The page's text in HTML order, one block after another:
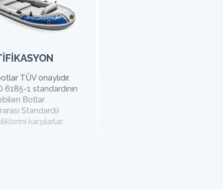
TÜV onaylıdır.
6185-1 standardının
Botlar
Standardı)
karşılarlar.